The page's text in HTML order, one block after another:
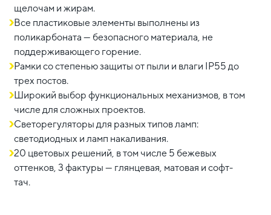
щелочам и жирам.
Все пластиковые элементы выполнены из
поликарбоната — безопасного материала, не
поддерживающего горение.
Рамки со степенью защиты от пыли и влаги IP55 до
трех постов.
Широкий выбор функциональных механизмов, в том
числе для сложных проектов.
Светорегуляторы для разных типов ламп:
светодиодных и ламп накаливания.
20 цветовых решений, в том числе 5 бежевых
оттенков, 3 фактуры — глянцевая, матовая и софт-
тач.